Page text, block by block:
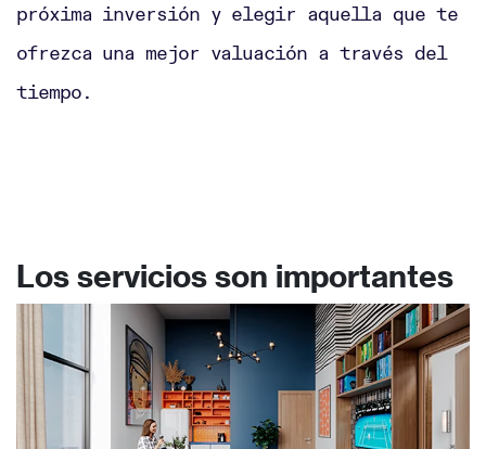
próxima inversión y elegir aquella que te
ofrezca una mejor valuación a través del
tiempo.
Los servicios son importantes